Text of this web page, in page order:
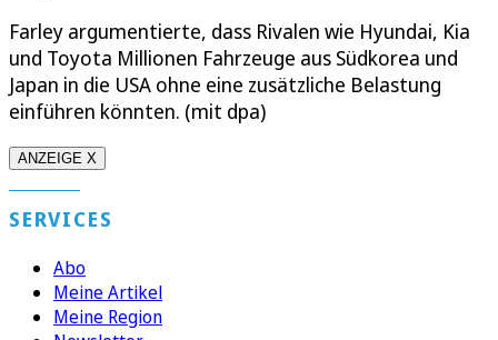
Farley argumentierte, dass Rivalen wie Hyundai, Kia
und Toyota Millionen Fahrzeuge aus Südkorea und
Japan in die USA ohne eine zusätzliche Belastung
einführen könnten. (mit dpa)
ANZEIGE X
SERVICES
Abo
Meine Artikel
Meine Region